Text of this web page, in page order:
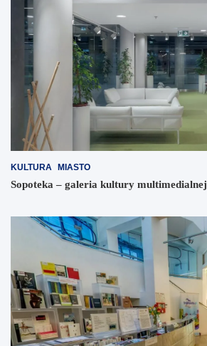
KULTURA MIASTO
Sopoteka – galeria kultury multimedialnej